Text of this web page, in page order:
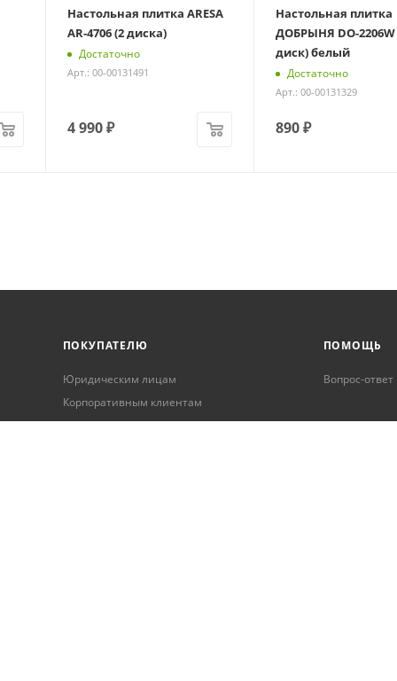
Настольная плитка ARESA
AR-4706 (2 диска)
Достаточно
Арт.: 00-00131491
4 990₽
Настольная плитка
ДОБРЫНЯ DO-2206W
диск) белый
Достаточно
Арт.: 00-00131329
890₽
ПОКУПАТЕЛЮ
Юридическим лицам
Корпоративным клиентам
Условия оплаты
ПОМОЩЬ
Вопрос-ответ